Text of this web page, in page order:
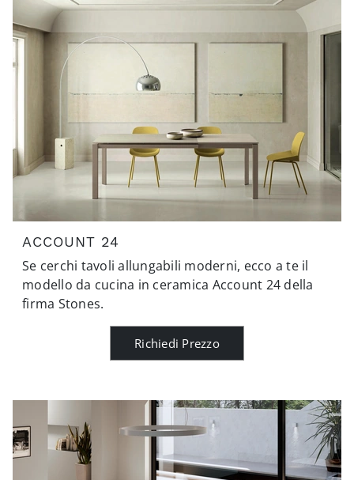
ACCOUNT 24
Se cerchi tavoli allungabili moderni, ecco a te il
modello da cucina in ceramica Account 24 della
firma Stones.
Richiedi Prezzo